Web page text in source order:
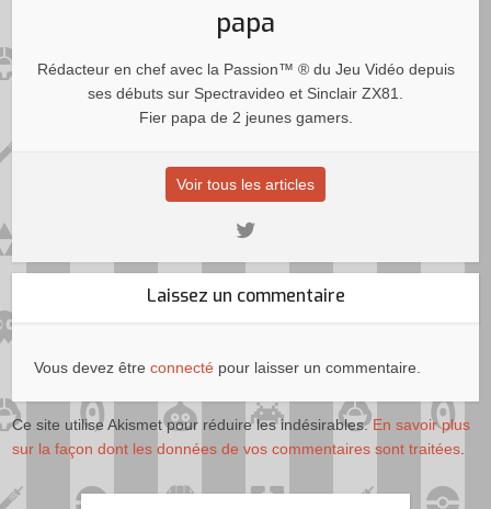
papa
Rédacteur en chef avec la Passion™ ® du Jeu Vidéo depuis
ses débuts sur Spectravideo et Sinclair ZX81.
Fier papa de 2 jeunes gamers.
Voir tous les articles
Laissez un commentaire
Vous devez êtreconnecté pour laisser un commentaire.
Ce site utilise Akismet pour réduire les indésirables.En savoir plus
sur la façon dont les données de vos commentaires sont traitées